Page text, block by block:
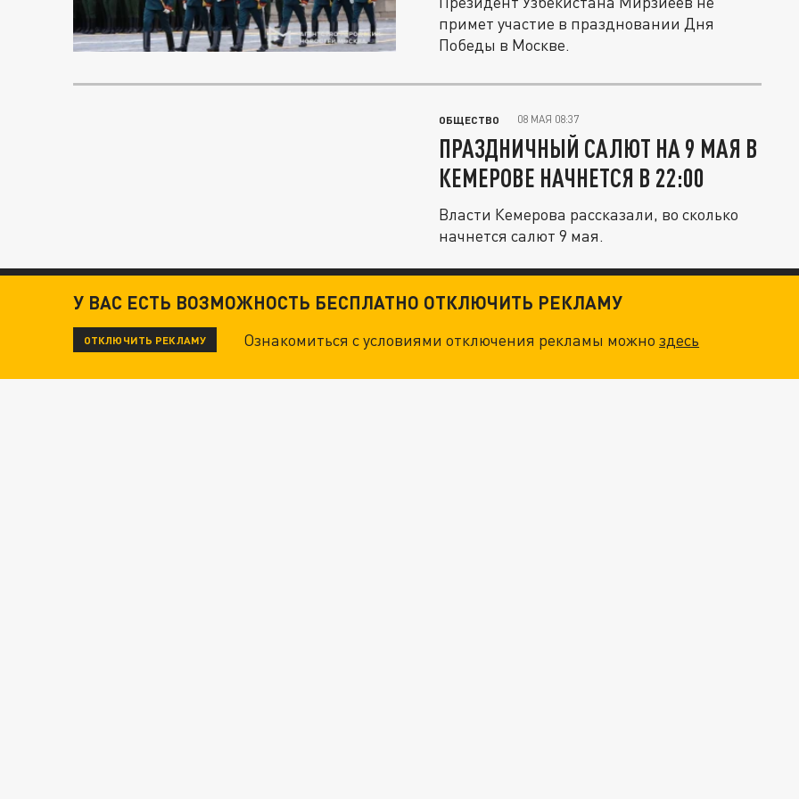
примет участие в праздновании Дня
Победы в Москве.
ОБЩЕСТВО 08 МАЯ 08:37
ПРАЗДНИЧНЫЙ САЛЮТ НА 9 МАЯ В
КЕМЕРОВЕ НАЧНЕТСЯ В 22:00
Власти Кемерова рассказали, во сколько
начнется салют 9 мая.
У ВАС ЕСТЬ ВОЗМОЖНОСТЬ БЕСПЛАТНО ОТКЛЮЧИТЬ РЕКЛАМУ
ОТКЛЮЧИТЬ РЕКЛАМУ Ознакомиться с условиями отключения рекламы можноздесь